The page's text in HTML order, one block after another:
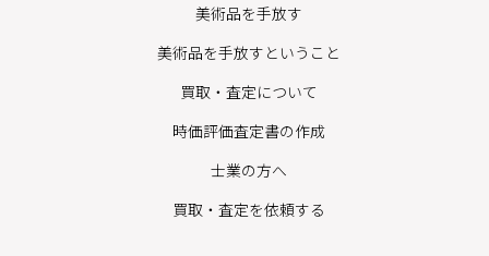
美術品を手放す
美術品を手放すということ
買取・査定について
時価評価査定書の作成
士業の方へ
買取・査定を依頼する